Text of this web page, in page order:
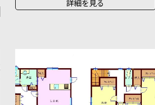
詳細を見る